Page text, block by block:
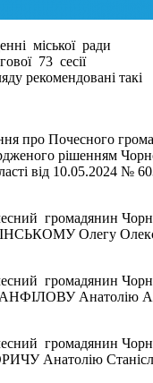
міської ради
73 сесії
рекомендовані такі
про Почесного
рішенням
від 10.05.2024 №
громадянин
Олегу
громадянин
Анатолію
громадянин
Анатолію